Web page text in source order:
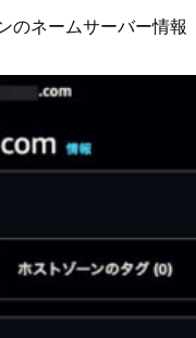
のネームサーバー情報